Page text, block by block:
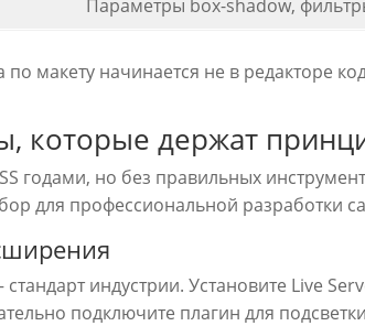
Параметры box-shadow,
по макету начинается не в редакторе
которые держат
годами, но без правильных
для профессиональной разработки
индустрии. Установите Live
подключите плагин для